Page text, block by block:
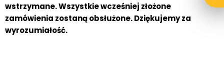
wstrzymane. Wszystkie wcześniej złożone
zamówienia zostaną obsłużone. Dziękujemy za
wyrozumiałość.